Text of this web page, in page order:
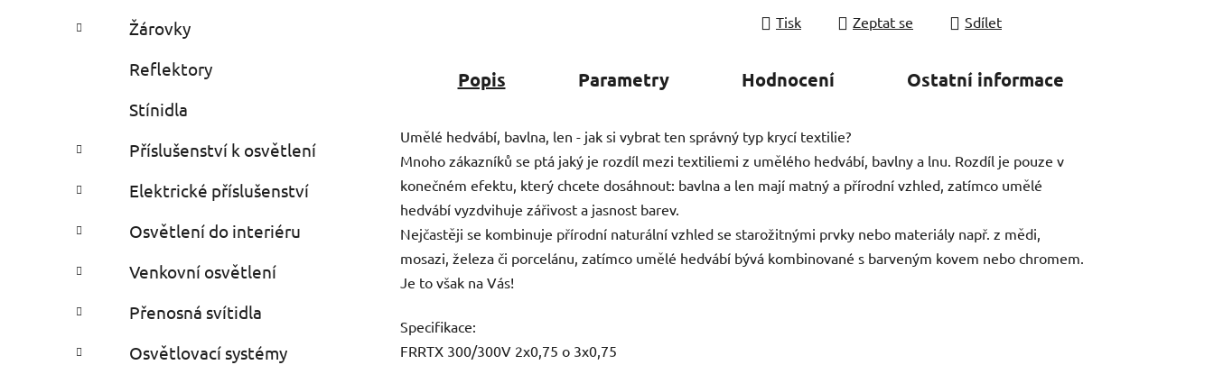
Žárovky
Reflektory
Stínidla
Příslušenství k osvětlení
Elektrické příslušenství
Osvětlení do interiéru
Venkovní osvětlení
Přenosná svítidla
Osvětlovací systémy
Tisk Zeptat se Sdílet
Popis Parametry Hodnocení Ostatní informace
Umělé hedvábí, bavlna, len - jak si vybrat ten správný typ krycí textilie?
Mnoho zákazníků se ptá jaký je rozdíl mezi textiliemi z umělého hedvábí, bavlny a lnu. Rozdíl je pouze v
konečném efektu, který chcete dosáhnout: bavlna a len mají matný a přírodní vzhled, zatímco umělé
hedvábí vyzdvihuje zářivost a jasnost barev.
Nejčastěji se kombinuje přírodní naturální vzhled se starožitnými prvky nebo materiály např. z mědi,
mosazi, železa či porcelánu, zatímco umělé hedvábí bývá kombinované s barveným kovem nebo chromem.
Je to však na Vás!
Specifikace:
FRRTX 300/300V 2x0,75 o 3x0,75